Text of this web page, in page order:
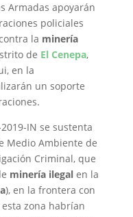
Armadas apoyarán
policiales
la minería
de El Cenepa,
en la
un soporte
IN se sustenta
Medio Ambiente de
Criminal, que
minería ilegalen la
), en la frontera con
zona habrían